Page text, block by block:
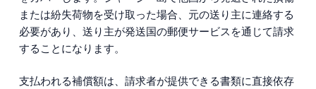
または紛失荷物を受け取った場合、元の送り主に連絡する
必要があり、送り主が発送国の郵便サービスを通じて請求
することになります。
支払われる補償額は、請求者が提供できる書類に直接依存